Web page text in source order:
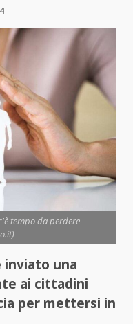
tempo da perdere -
inviato una
ai cittadini
per mettersi in